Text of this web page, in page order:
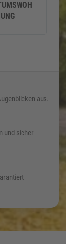
aus.
und sicher